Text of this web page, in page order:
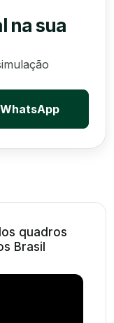
na sua
quadros
Brasil